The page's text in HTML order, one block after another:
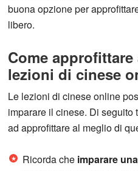
buona opzione per
libero.
Come
lezioni di cinese
Le lezioni di cinese online
imparare il cinese. Di
ad approfittare al meglio di
Ricorda che imparare